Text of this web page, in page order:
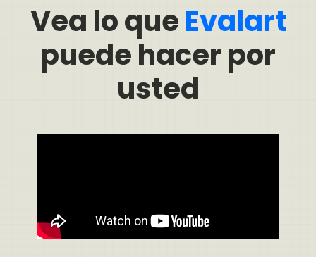
Vea lo queEvalart
puede hacer por
usted